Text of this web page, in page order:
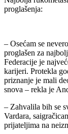
proglašenja:
– Osećam se
proglašen za
Federacije je
karijeri. Protekla
priznanje je mali
snova – rekla je
– Zahvalila bih se
Vardara,
prijateljima na